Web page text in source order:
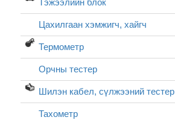
Тэжээлийн блок
Цахилгаан хэмжигч, хайгч
Термометр
Орчны тестер
Шилэн кабел, cүлжээний тестер
Тахометр